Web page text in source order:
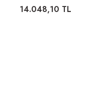
14.048,10 TL